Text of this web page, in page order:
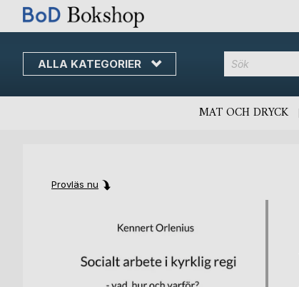
ALLA KATEGORIER
MAT OCH DRYCK
Provläs nu